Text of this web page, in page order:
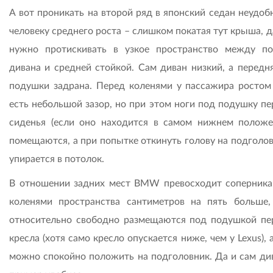
А вот проникать на второй ряд в японский седан
человеку среднего роста – слишком покатая тут крыша,
нужно протискивать в узкое пространство между
дивана и средней стойкой. Сам диван низкий, а
подушки задрана. Перед коленями у пассажира
есть небольшой зазор, но при этом ноги под подушку
сиденья (если оно находится в самом нижнем
помещаются, а при попытке откинуть голову на
упирается в потолок.
В отношении задних мест BMW превосходит
коленями пространства сантиметров на пять
относительно свободно размещаются под подушкой
кресла (хотя само кресло опускается ниже, чем у Lexus),
можно спокойно положить на подголовник. Да и сам